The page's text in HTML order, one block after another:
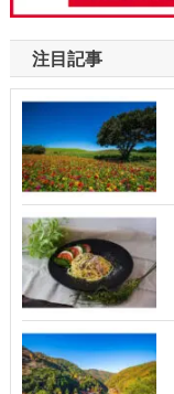
注目記事